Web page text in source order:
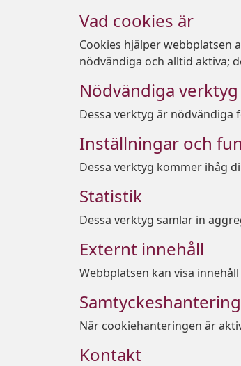
Vad cookies är
Cookies hjälper webbplatsen
nödvändiga och alltid aktiva;
Nödvändiga verktyg
Dessa verktyg är
Inställningar och
Dessa verktyg kommer ihåg
Statistik
Dessa verktyg samlar in
Externt innehåll
Webbplatsen kan visa
Samtyckeshantering
När cookiehanteringen är
Kontakt